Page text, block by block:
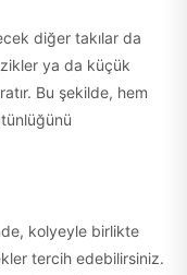
diğer takılar da
ya da küçük
Bu şekilde, hem
kolyeyle birlikte
tercih edebilirsiniz.